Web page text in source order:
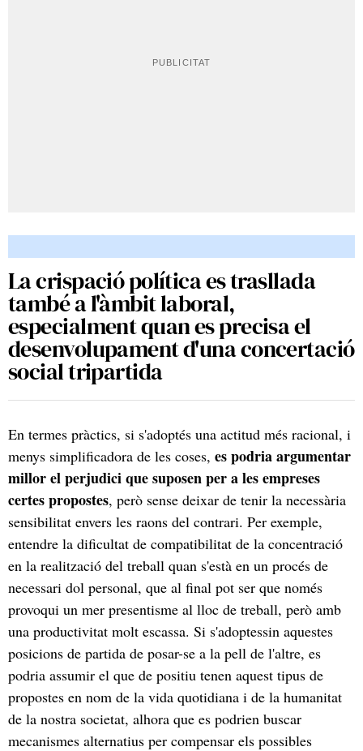
La crispació política es trasllada
també a l'àmbit laboral,
especialment quan es precisa el
desenvolupament d'una concertació
social tripartida
En termes pràctics, si s'adoptés una actitud més racional, i
menys simplificadora de les coses, es podria argumentar
millor el perjudici que suposen per a les empreses
certes propostes, però sense deixar de tenir la necessària
sensibilitat envers les raons del contrari. Per exemple,
entendre la dificultat de compatibilitat de la concentració
en la realització del treball quan s'està en un procés de
necessari dol personal, que al final pot ser que només
provoqui un mer presentisme al lloc de treball, però amb
una productivitat molt escassa. Si s'adoptessin aquestes
posicions de partida de posar-se a la pell de l'altre, es
podria assumir el que de positiu tenen aquest tipus de
propostes en nom de la vida quotidiana i de la humanitat
de la nostra societat, alhora que es podrien buscar
mecanismes alternatius per compensar els possibles